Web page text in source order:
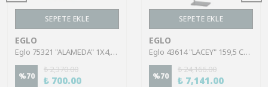
SEPETE EKLE
EGLO
Eglo 75321 "ALAMEDA" 1X4,5W Çelik Nikel Mat Sıva Üstü Spot
%70
₺ 2,370.00
₺ 700.00
SEPETE EKLE
EGLO
Eglo 43614 "LACEY" 159,5 Cm Yüksekliğinde Çelik, Ahşap Köşe Lambası Lambader
%70
₺ 24,166.00
₺ 7,141.00